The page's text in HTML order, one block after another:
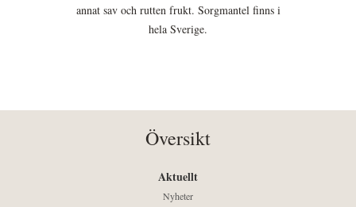
annat sav och rutten frukt. Sorgmantel finns i
hela Sverige.
Översikt
Aktuellt
Nyheter